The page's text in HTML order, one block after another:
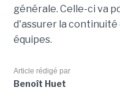
générale. Celle-ci va
d'assurer la
équipes.
Article rédigé par
Benoît Huet